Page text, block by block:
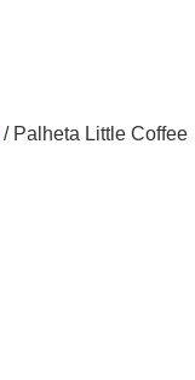
/ Palheta Little Coffee